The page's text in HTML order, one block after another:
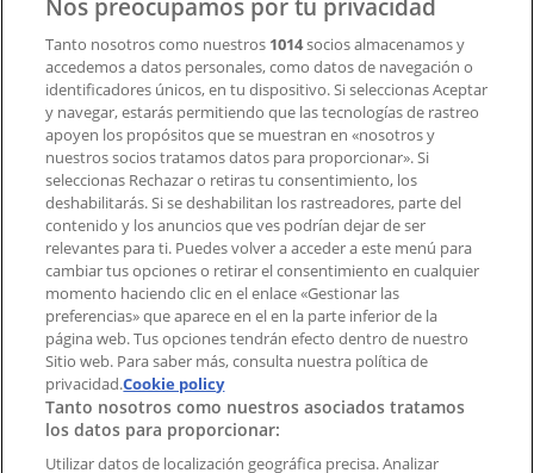
Contacto comercial y de marketing
Tienda mal colocada en el mapa
Notificar un folleto
¿Encontraste un problema en la web o en la
aplicación?
Índices
Marcas
Marcas locales
Negocios
Negocios cercanos
Productos
Productos locales
Nos preocupamos por tu privacidad
Tanto nosotros como nuestros 1014socios almacenamos y
accedemos a datos personales, como datos de navegación o
identificadores únicos, en tu dispositivo. Si seleccionas Aceptar
y navegar, estarás permitiendo que las tecnologías de rastreo
apoyen los propósitos que se muestran en «nosotros y
nuestros socios tratamos datos para proporcionar». Si
seleccionas Rechazar o retiras tu consentimiento, los
deshabilitarás. Si se deshabilitan los rastreadores, parte del
contenido y los anuncios que ves podrían dejar de ser
relevantes para ti. Puedes volver a acceder a este menú para
cambiar tus opciones o retirar el consentimiento en cualquier
momento haciendo clic en el enlace «Gestionar las
preferencias» que aparece en el en la parte inferior de la
página web. Tus opciones tendrán efecto dentro de nuestro
Sitio web. Para saber más, consulta nuestra política de
privacidad.Cookie policy
Tanto nosotros como nuestros asociados tratamos
los datos para proporcionar:
Utilizar datos de localización geográfica precisa. Analizar